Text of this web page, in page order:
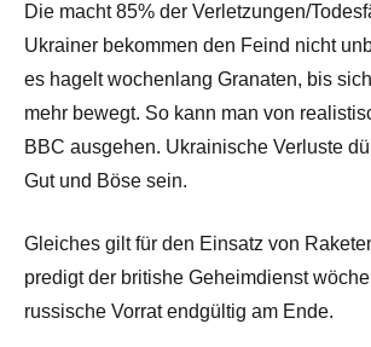
Die macht 85% der Verletzungen/
Ukrainer bekommen den Feind nicht
es hagelt wochenlang Granaten, bis
mehr bewegt. So kann man von
BBC ausgehen. Ukrainische Verluste
Gut und Böse sein.
Gleiches gilt für den Einsatz von
predigt der britishe Geheimdienst
russische Vorrat endgültig am Ende.